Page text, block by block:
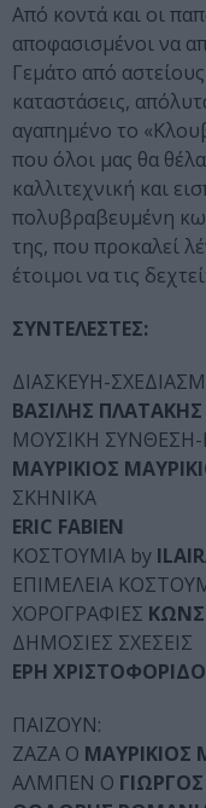
Από κοντά και οι
αποφασισμένοι να
Γεμάτο από
καταστάσεις,
αγαπημένο το
που όλοι μας θα
καλλιτεχνική και
πολυβραβευμένη
της, που προκαλεί
έτοιμοι να τις
ΣΥΝΤΕΛΕΣΤΕΣ:
ΔΙΑΣΚΕΥΗ-
ΒΑΣΙΛΗΣ ΠΛΑΤΑΚΗΣ
ΜΟΥΣΙΚΗ
ΜΑΥΡΙΚΙΟΣ
ΣΚΗΝΙKA
ERIC FABIEN
ΚΟΣΤΟΥΜΙΑ by
ΕΠΙΜΕΛΕΙΑ
ΧΟΡΟΓΡΑΦΙΕΣ
ΔΗΜΟΣΙΕΣ ΣΧΕΣΕΙΣ
ΕΡΗ
ΠΑΙΖΟΥΝ:
ΖΑΖΑ Ο ΜΑΥΡΙΚΙΟΣ
ΑΛΜΠΕΝ Ο